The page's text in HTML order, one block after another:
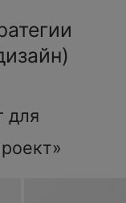
для